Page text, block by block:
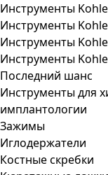
Инструменты
Инструменты
Инструменты
Инструменты
Последний шанс
Инструменты для
имплантологии
Зажимы
Иглодержатели
Костные скребки